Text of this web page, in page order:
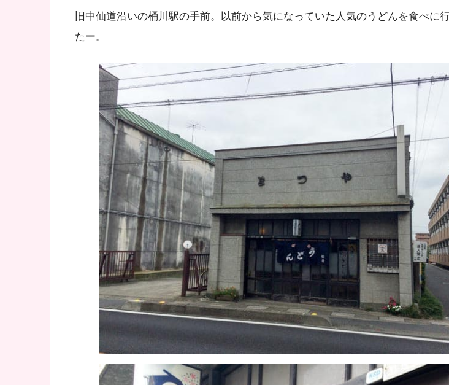
旧中仙道沿いの桶川駅の手前。以前から気になっていた人気のうどんを食べに
たー。